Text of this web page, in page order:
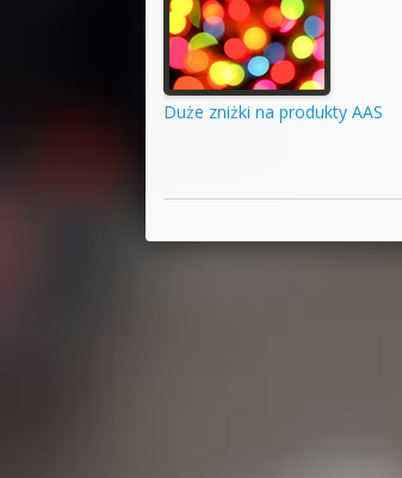
Duże zniżki na produkty AAS